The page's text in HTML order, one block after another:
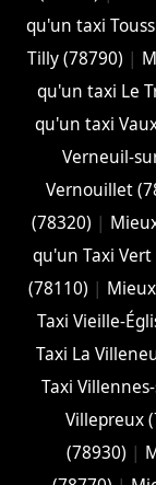
qu'un taxi
Tilly (78790) |
qu'un taxi Le
qu'un taxi
Verneuil-
Vernouillet
(78320) |
qu'un Taxi Vert
(78110) |
Taxi Vieille-
Taxi La
Taxi
Villepreux
(78930) |